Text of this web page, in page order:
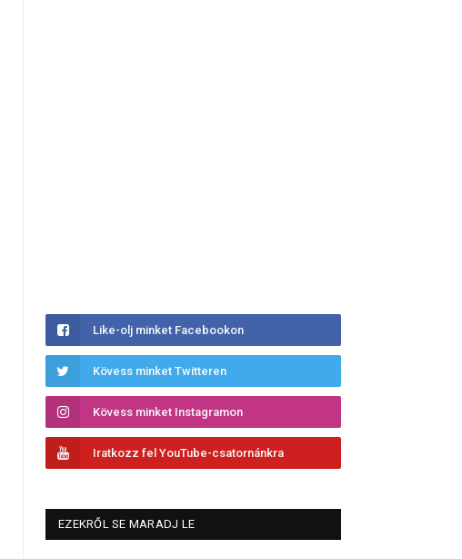
Like-olj minket Facebookon
Kövess minket Twitteren
Kövess minket Instagramon
Iratkozz fel YouTube-csatornánkra
EZEKRŐL SE MARADJ LE